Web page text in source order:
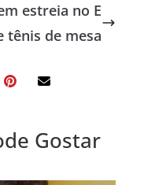
estreia no E
tênis de mesa
Gostar